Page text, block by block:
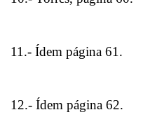
11.- Ídem página 61.
12.- Ídem página 62.